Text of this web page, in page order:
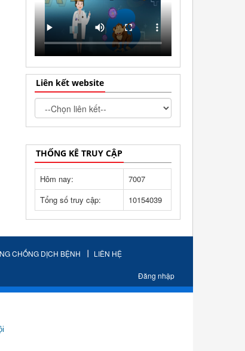
Liên kết website
THỐNG KÊ TRUY CẬP
Hôm nay:
7007
Tổng số truy cập:
10154039
CHỐNG DỊCH BỆNH LIÊN HỆ
Đăng nhập